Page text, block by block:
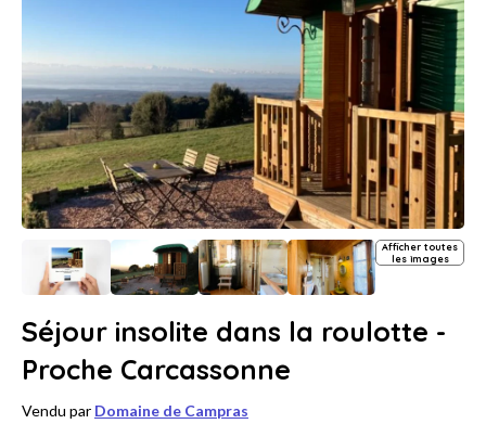
Afficher toutes
les images
Séjour insolite dans la roulotte -
Proche Carcassonne
Vendu par Domaine de Campras